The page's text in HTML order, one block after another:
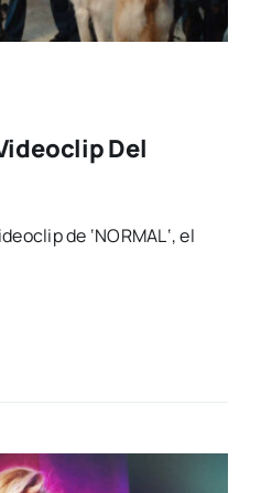
Del
de ‘NORMAL‘, el